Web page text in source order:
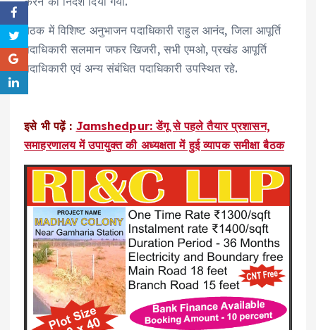
बैठक में विशिष्ट अनुभाजन पदाधिकारी राहुल आनंद, जिला आपूर्ति
पदाधिकारी सलमान जफर खिजरी, सभी एमओ, प्रखंड आपूर्ति
पदाधिकारी एवं अन्य संबंधित पदाधिकारी उपस्थित रहे.
इसे भी पढ़ें : Jamshedpur: डेंगू से पहले तैयार प्रशासन,
समाहरणालय में उपायुक्त की अध्यक्षता में हुई व्यापक समीक्षा बैठक